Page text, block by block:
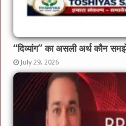
“दिव्यांग” का असली अर्थ कौन
July 29, 2026